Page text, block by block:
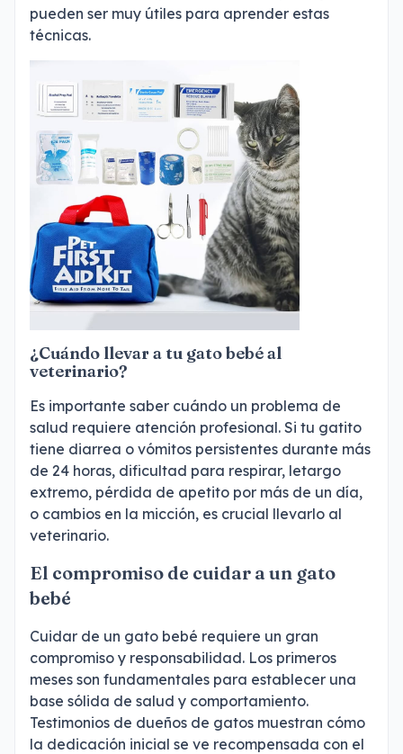
pueden ser muy útiles para aprender estas
técnicas.
¿Cuándo llevar a tu gato bebé al
veterinario?
Es importante saber cuándo un problema de
salud requiere atención profesional. Si tu gatito
tiene diarrea o vómitos persistentes durante más
de 24 horas, dificultad para respirar, letargo
extremo, pérdida de apetito por más de un día,
o cambios en la micción, es crucial llevarlo al
veterinario.
El compromiso de cuidar a un gato
bebé
Cuidar de un gato bebé requiere un gran
compromiso y responsabilidad. Los primeros
meses son fundamentales para establecer una
base sólida de salud y comportamiento.
Testimonios de dueños de gatos muestran cómo
la dedicación inicial se ve recompensada con el